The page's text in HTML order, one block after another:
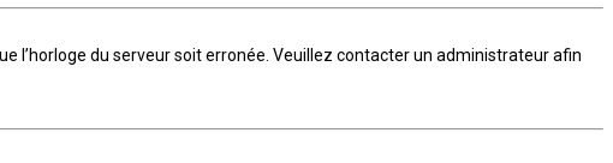
l’horloge du serveur soit erronée. Veuillez contacter un administrateur afin